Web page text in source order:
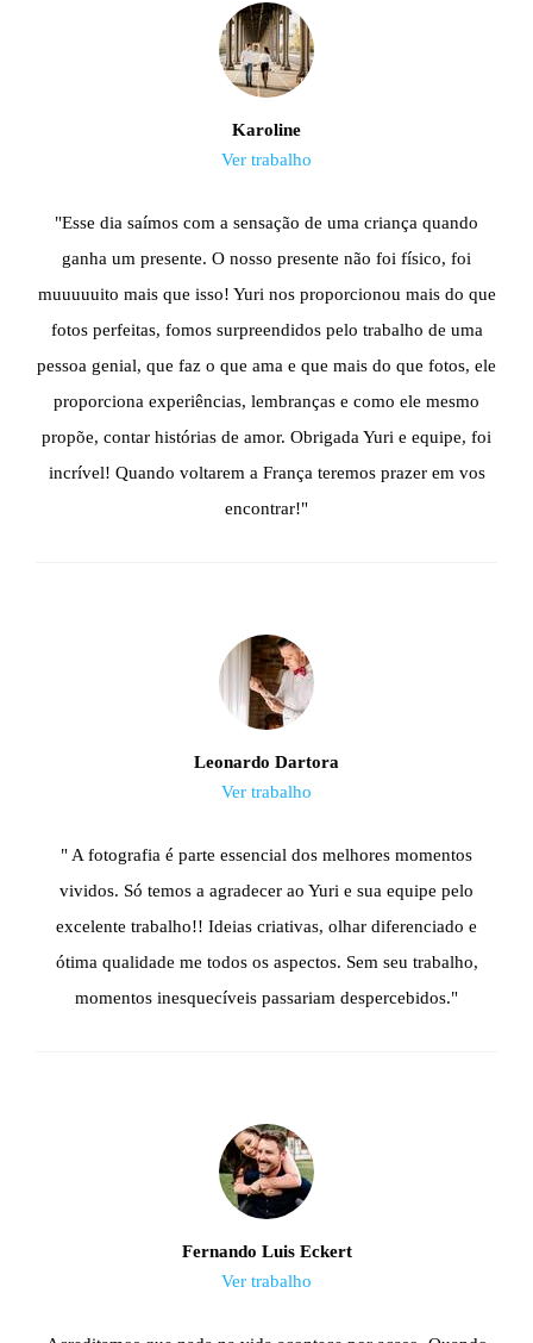
"Esse dia saímos com a sensação de uma criança quando
ganha um presente. O nosso presente não foi físico, foi
muuuuuito mais que isso! Yuri nos proporcionou mais do que
fotos perfeitas, fomos surpreendidos pelo trabalho de uma
pessoa genial, que faz o que ama e que mais do que fotos, ele
proporciona experiências, lembranças e como ele mesmo
propõe, contar histórias de amor. Obrigada Yuri e equipe, foi
incrível! Quando voltarem a França teremos prazer em vos
encontrar!"
Karoline
Ver trabalho
" A fotografia é parte essencial dos melhores momentos
vividos. Só temos a agradecer ao Yuri e sua equipe pelo
excelente trabalho!! Ideias criativas, olhar diferenciado e
ótima qualidade me todos os aspectos. Sem seu trabalho,
momentos inesquecíveis passariam despercebidos."
Leonardo Dartora
Ver trabalho
Fernando Luis Eckert
Ver trabalho